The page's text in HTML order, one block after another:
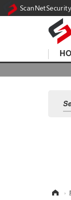
›
ScanNetSecurity